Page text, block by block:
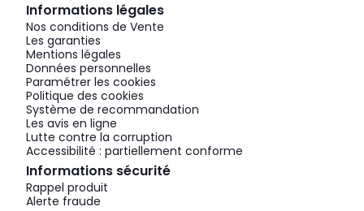
Informations légales
Nos conditions de Vente
Les garanties
Mentions légales
Données personnelles
Paramétrer les cookies
Politique des cookies
Système de recommandation
Les avis en ligne
Lutte contre la corruption
Accessibilité : partiellement conforme
Informations sécurité
Rappel produit
Alerte fraude